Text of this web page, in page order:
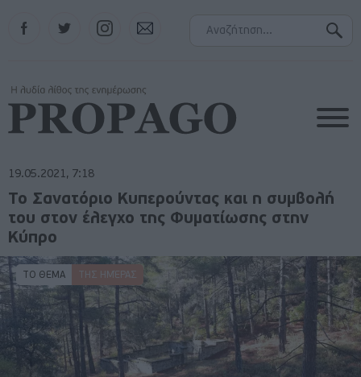
Instagram
19.05.2021, 7:18
ΤΟ ΘΕΜΑ ΤΗΣ ΗΜΈΡΑΣ
Το Σανατόριο Κυπερούντας και η συμβολή
του στον έλεγχο της Φυματίωσης στην
Κύπρο